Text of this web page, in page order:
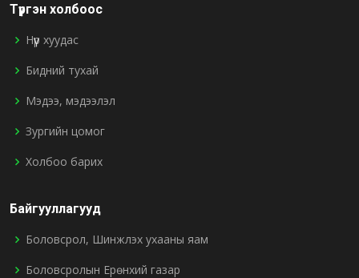
Түргэн холбоос
Нүүр хуудас
Бидний тухай
Мэдээ, мэдээлэл
Зургийн цомог
Холбоо барих
Байгууллагууд
Боловсрол, Шинжлэх ухааны яам
Боловсролын Ерөнхий газар